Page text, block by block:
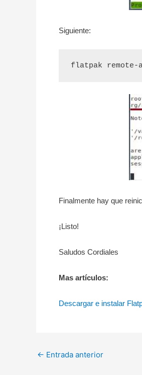
Siguiente:
flatpak
Finalmente hay que
¡Listo!
Saludos Cordiales
Mas artículos:
Descargar e instalar
← Entrada anterior